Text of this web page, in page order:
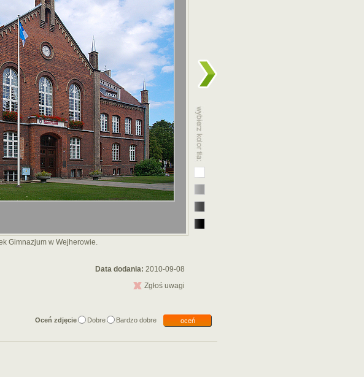
Gimnazjum w Wejherowie.
Data dodania: 2010-09-08
Zgłoś uwagi
Oceń zdjęcie Dobre Bardzo dobre
oceń